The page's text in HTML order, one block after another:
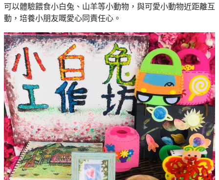
手
作
工
作
坊
戶
外
玩
樂
遊
艇
出
租
露
#
水
上
活
動
#
散
水
餅
#18
區
美
食
可以體驗餵食小白兔、山羊等小動物，與可愛小動物近距離互
動，培養小朋友嘅愛心同責任心。